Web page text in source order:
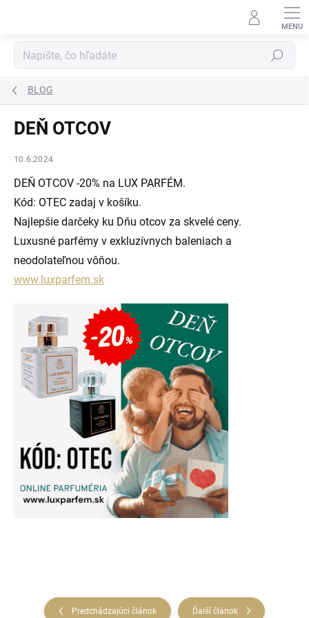
Hľadať
BLOG
DEŇ OTCOV
10.6.2024
DEŇ OTCOV -20% na LUX PARFÉM.
Kód: OTEC zadaj v košíku.
Najlepšie darčeky ku Dňu otcov za skvelé ceny.
Luxusné parfémy v exkluzívnych baleniach a
neodolateľnou vôňou.
www.luxparfem.sk
Predchádzajúci článok Ďalší článok